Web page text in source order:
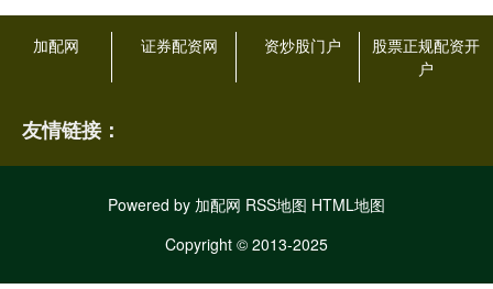
加配网 证券配资网 资炒股门户
股票正规配资开
户
友情链接：
Powered by 加配网 RSS地图 HTML地图
Copyright © 2013-2025